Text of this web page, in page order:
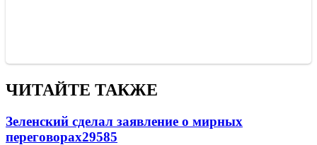
ЧИТАЙТЕ ТАКЖЕ
Зеленский сделал заявление о мирных
переговорах29585